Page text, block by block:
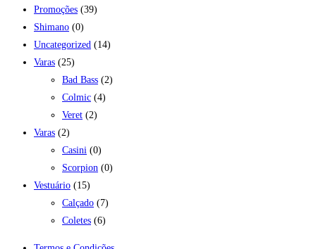
Promoções (39)
Shimano (0)
Uncategorized (14)
Varas (25)
Bad Bass (2)
Colmic (4)
Veret (2)
Varas (2)
Casini (0)
Scorpion (0)
Vestuário (15)
Calçado (7)
Coletes (6)